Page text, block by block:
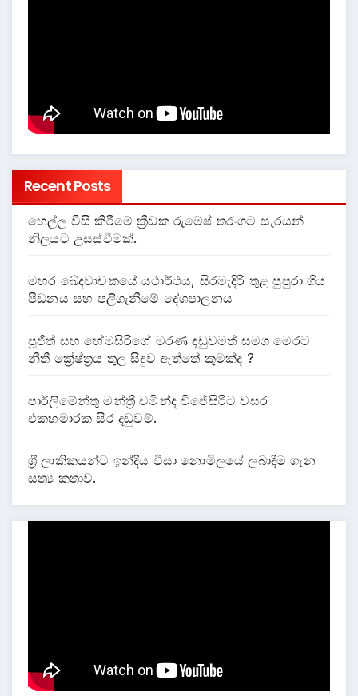
Recent Posts
හෙල්ල විසි කිරීමේ ක්‍රීඩක රුමේෂ් තරංගට සැරයන්
නිලයට උසස්වීමක්.
මහර ඛේදවාචකයේ යථාර්ථය, සිරමැදිරි තුළ පුපුරා ගිය
පීඩනය සහ පලිගැනීමේ දේශපාලනය
පූජිත් සහ හේමසිරිගේ මරණ දඩුවමත් සමග මෙරට
නීතී ක්‍රේෂ්ත්‍රය තුල සිදුව ඇත්තේ කුමක්ද ?
පාර්ලිමේන්තු මන්ත්‍රී චමින්ද විජේසිරිට වසර
එකහමාරක සිර දඬුවම්.
ශ්‍රී ලාකිකයන්ට ඉන්දීය වීසා නොමිලයේ ලබාදීම ගැන
සත්‍ය කතාව.